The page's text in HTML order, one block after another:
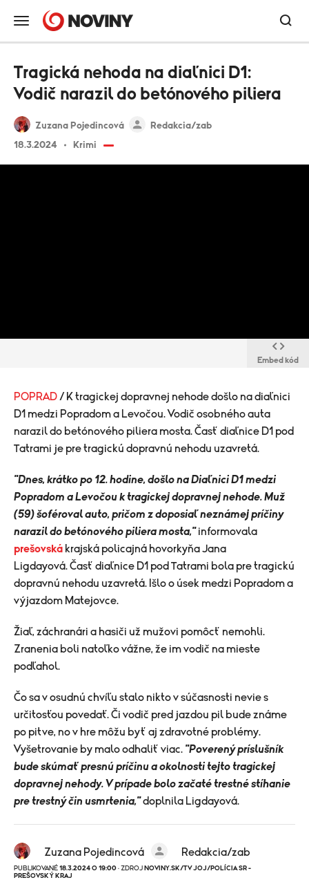
Zuzana Pojedincová
Redakcia/zab
18.3.2024
Krimi
Tragická nehoda na diaľnici D1:
Vodič narazil do betónového piliera
Embed kód
POPRAD / K tragickej dopravnej nehode došlo na diaľnici
D1 medzi Popradom a Levočou. Vodič osobného auta
narazil do betónového piliera mosta. Časť diaľnice D1 pod
Tatrami je pre tragickú dopravnú nehodu uzavretá.
"Dnes, krátko po 12. hodine, došlo na Diaľnici D1 medzi
Popradom a Levočou k tragickej dopravnej nehode. Muž
(59) šoféroval auto, pričom z doposiaľ neznámej príčiny
narazil do betónového piliera mosta,"informovala
prešovská krajská policajná hovorkyňa Jana
Ligdayová. Časť diaľnice D1 pod Tatrami bola pre tragickú
dopravnú nehodu uzavretá. Išlo o úsek medzi Popradom a
výjazdom Matejovce.
Žiaľ, záchranári a hasiči už mužovi pomôcť nemohli.
Zranenia boli natoľko vážne, že im vodič na mieste
podľahol.
Čo sa v osudnú chvíľu stalo nikto v súčasnosti nevie s
určitosťou povedať. Či vodič pred jazdou pil bude známe
po pitve, no v hre môžu byť aj zdravotné problémy.
Vyšetrovanie by malo odhaliť viac. "Poverený príslušník
bude skúmať presnú príčinu a okolnosti tejto tragickej
dopravnej nehody. V prípade bolo začaté trestné stíhanie
pre trestný čin usmrtenia,"doplnila Ligdayová.
Zuzana Pojedincová Redakcia/zab
PUBLIKOVANÉ 18.3.2024 O 19:00 · ZDROJ NOVINY.SK/TV JOJ/POLÍCIA SR -
PREŠOVSKÝ KRAJ